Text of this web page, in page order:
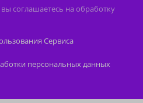
соглашаетесь на обработку
Сервиса
персональных данных